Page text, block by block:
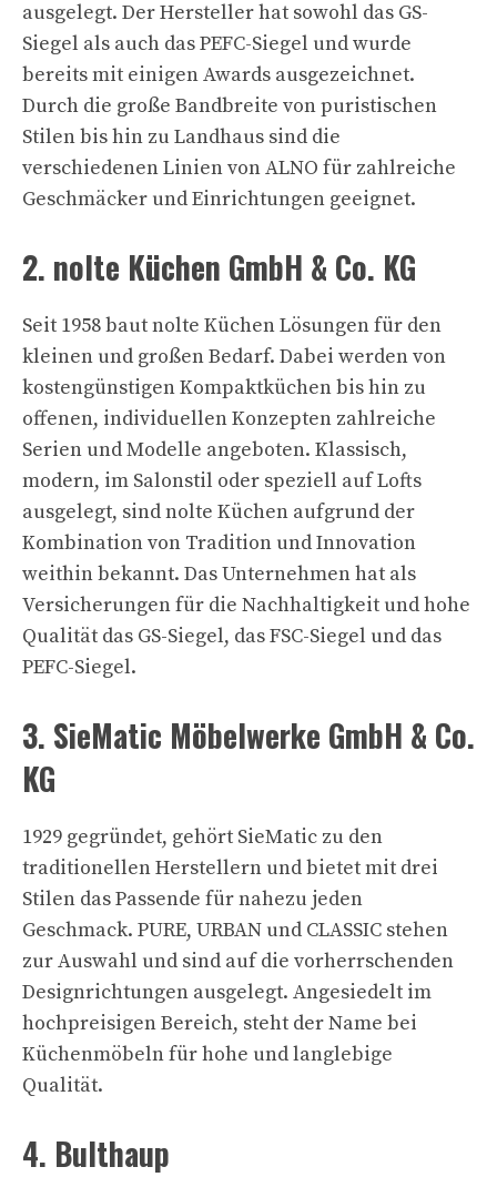
ausgelegt. Der Hersteller hat sowohl das GS-
Siegel als auch das PEFC-Siegel und wurde
bereits mit einigen Awards ausgezeichnet.
Durch die große Bandbreite von puristischen
Stilen bis hin zu Landhaus sind die
verschiedenen Linien von ALNO für zahlreiche
Geschmäcker und Einrichtungen geeignet.
2. nolte Küchen GmbH & Co. KG
Seit 1958 baut nolte Küchen Lösungen für den
kleinen und großen Bedarf. Dabei werden von
kostengünstigen Kompaktküchen bis hin zu
offenen, individuellen Konzepten zahlreiche
Serien und Modelle angeboten. Klassisch,
modern, im Salonstil oder speziell auf Lofts
ausgelegt, sind nolte Küchen aufgrund der
Kombination von Tradition und Innovation
weithin bekannt. Das Unternehmen hat als
Versicherungen für die Nachhaltigkeit und hohe
Qualität das GS-Siegel, das FSC-Siegel und das
PEFC-Siegel.
3. SieMatic Möbelwerke GmbH & Co.
KG
1929 gegründet, gehört SieMatic zu den
traditionellen Herstellern und bietet mit drei
Stilen das Passende für nahezu jeden
Geschmack. PURE, URBAN und CLASSIC stehen
zur Auswahl und sind auf die vorherrschenden
Designrichtungen ausgelegt. Angesiedelt im
hochpreisigen Bereich, steht der Name bei
Küchenmöbeln für hohe und langlebige
Qualität.
4. Bulthaup